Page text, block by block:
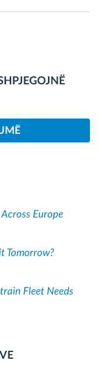
Europe
Tomorrow?
Fleet Needs